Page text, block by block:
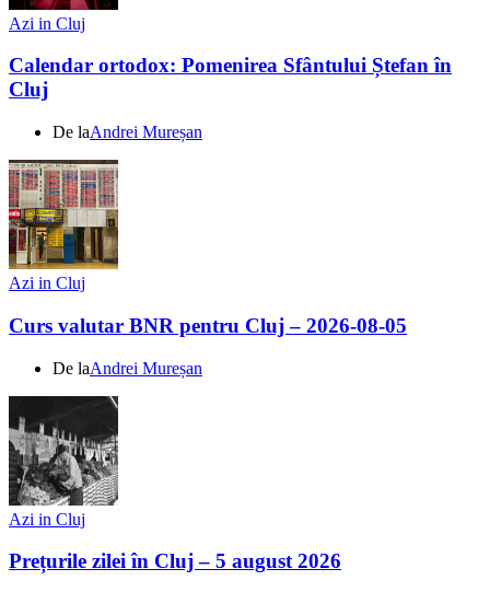
Azi in Cluj
Calendar ortodox: Pomenirea Sfântului Ștefan în
Cluj
De laAndrei Mureșan
Azi in Cluj
Curs valutar BNR pentru Cluj – 2026-08-05
De laAndrei Mureșan
Azi in Cluj
Prețurile zilei în Cluj – 5 august 2026